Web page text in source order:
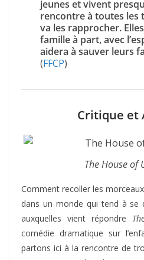
jeunes et vivent
rencontre à toutes les
va les rapprocher.
famille à part, avec
aidera à sauver leurs
(FFCP)
Critique et
The House of
Comment recoller les
dans un monde qui tend à se
auxquelles vient répondre
comédie dramatique sur
partons ici à la rencontre de